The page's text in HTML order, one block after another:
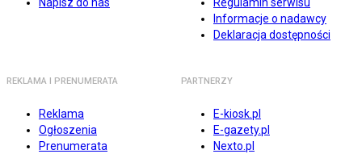
Informacje o nadawcy
Deklaracja dostępności
REKLAMA I PRENUMERATA
Reklama
Ogłoszenia
Prenumerata
PARTNERZY
E-kiosk.pl
E-gazety.pl
Nexto.pl